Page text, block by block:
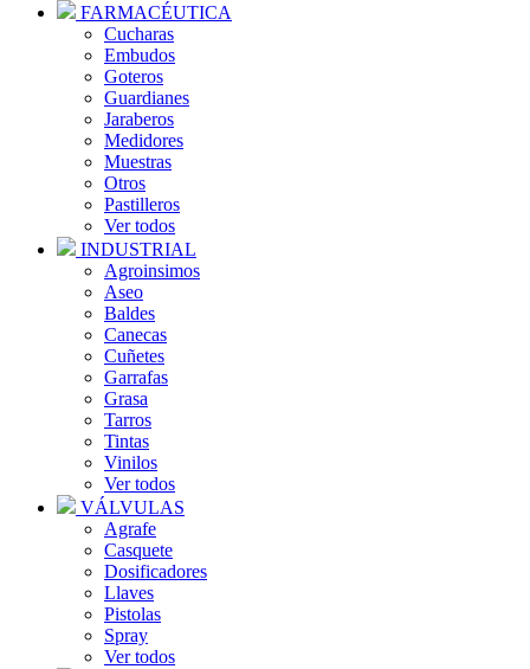
FARMACÉUTICA
Cucharas
Embudos
Goteros
Guardianes
Jaraberos
Medidores
Muestras
Otros
Pastilleros
Ver todos
INDUSTRIAL
Agroinsimos
Aseo
Baldes
Canecas
Cuñetes
Garrafas
Grasa
Tarros
Tintas
Vinilos
Ver todos
VÁLVULAS
Agrafe
Casquete
Dosificadores
Llaves
Pistolas
Spray
Ver todos